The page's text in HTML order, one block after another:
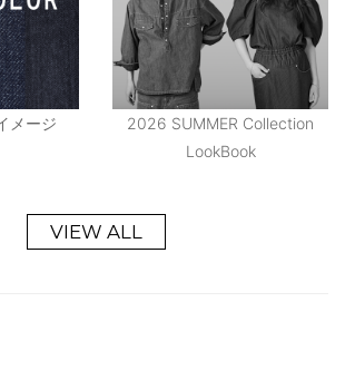
メージ
2026 SUMMER Collection
LookBook
VIEW ALL